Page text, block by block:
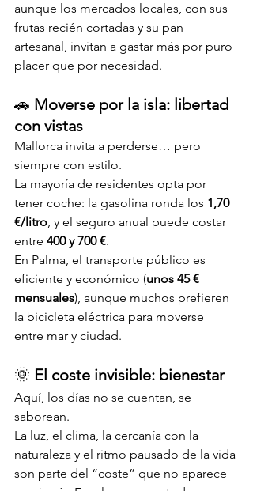
aunque los mercados locales, con sus
frutas recién cortadas y su pan
artesanal, invitan a gastar más por puro
placer que por necesidad.
🚗 Moverse por la isla: libertad
con vistas
Mallorca invita a perderse… pero
siempre con estilo.
La mayoría de residentes opta por
tener coche: la gasolina ronda los 1,70
€/litro, y el seguro anual puede costar
entre 400 y 700 €.
En Palma, el transporte público es
eficiente y económico (unos 45 €
mensuales), aunque muchos prefieren
la bicicleta eléctrica para moverse
entre mar y ciudad.
🌞 El coste invisible: bienestar
Aquí, los días no se cuentan, se
saborean.
La luz, el clima, la cercanía con la
naturaleza y el ritmo pausado de la vida
son parte del “coste” que no aparece